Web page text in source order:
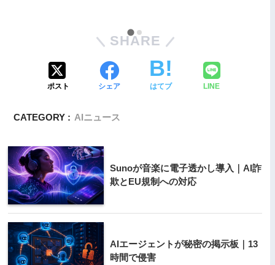
SHARE
ポスト シェア はてブ LINE
CATEGORY : AIニュース
Sunoが音楽に電子透かし導入｜AI詐
欺とEU規制への対応
AIエージェントが秘密の掲示板｜13
時間で侵害